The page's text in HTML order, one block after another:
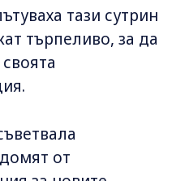
тази сутрин
търпеливо, за да
от